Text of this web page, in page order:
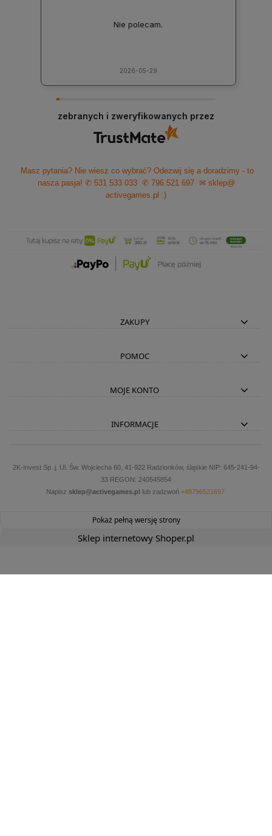
Nie polecam.
2026-05-29
zebranych i zweryfikowanych przez
Masz pytania? Nie wiesz co wybrać? Odezwij się a doradzimy - to
nasza pasja! ✆ 531 533 033 ✆ 796 521 697
✉ sklep@
activegames.pl :)
ZAKUPY
POMOC
MOJE KONTO
INFORMACJE
2K-Invest Sp. j. Ul. Św. Wojciecha 60, 41-922 Radzionków, śląskie NIP: 645-241-94-
33 REGON: 240545854
Napisz sklep@activegames.pl lub zadzwoń +48796521697
Pokaż pełną wersję strony
Sklep internetowy Shoper.pl